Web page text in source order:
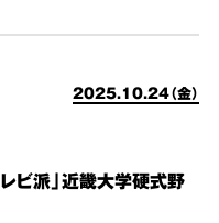
2025.10.24（金）
ビ派」近畿大学硬式野